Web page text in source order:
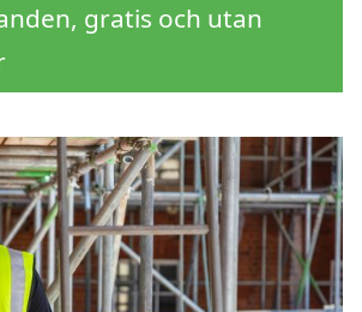
gratis och utan